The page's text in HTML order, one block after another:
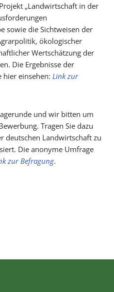
„Landwirtschaft in der
sowie die Sichtweisen der
ökologischer
Wertschätzung der
Die Ergebnisse der
hier einsehen: Link zur
und wir bitten um
Tragen Sie dazu
deutschen Landwirtschaft zu
Die anonyme Umfrage
zur Befragung.